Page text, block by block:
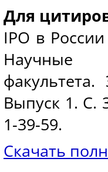
Для
IPO в
Научные
Выпуск 1. С.
1-39-59.
Скачать